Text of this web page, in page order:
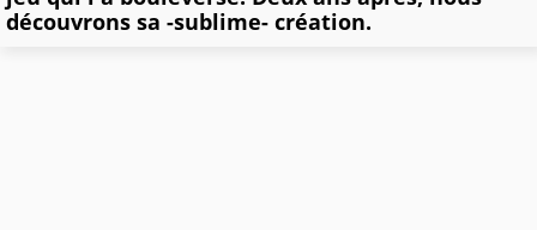
découvrons sa -sublime- création.